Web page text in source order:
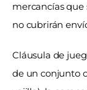
mercancías que
no cubrirán
Cláusula de
de un conjunto